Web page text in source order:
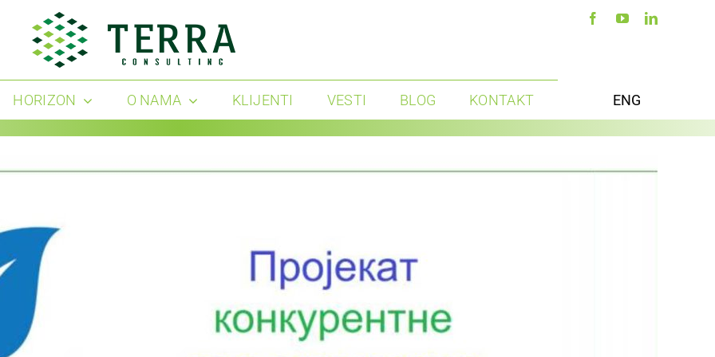
HORIZON O NAMA KLIJENTI VESTI BLOG KONTAKT ENG